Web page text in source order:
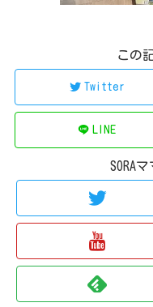
この
Twitter
LINE
SORA